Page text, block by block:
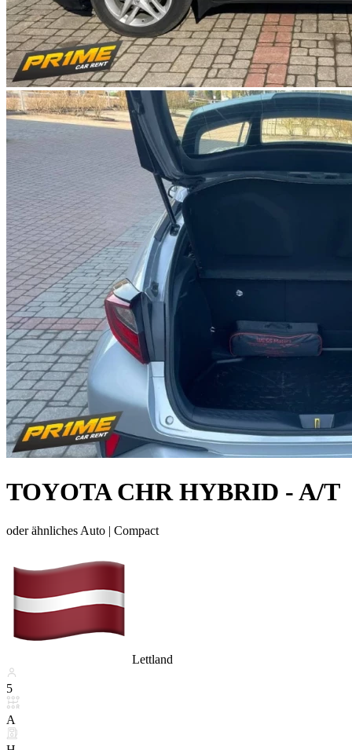
TOYOTA CHR HYBRID - A/T
oder ähnliches Auto | Compact
Lettland
5
A